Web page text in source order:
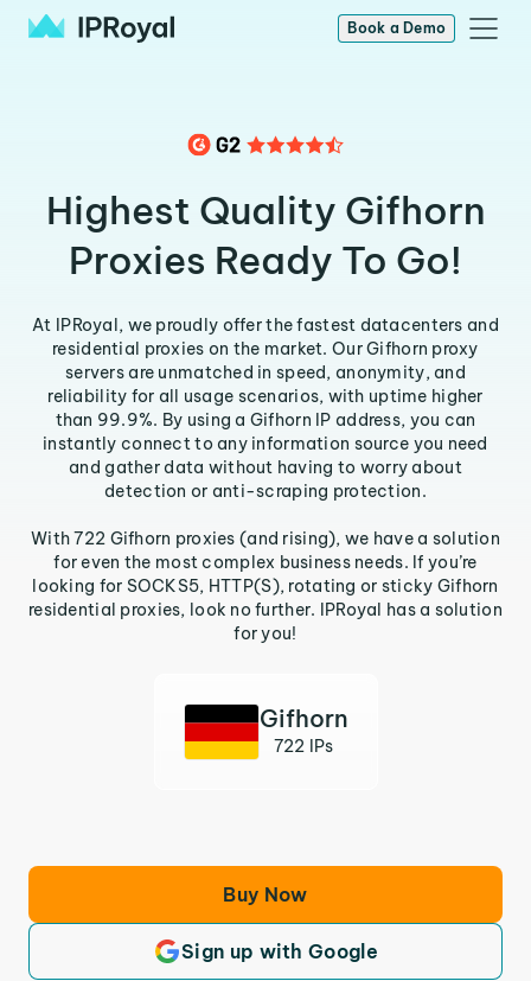
Book a Demo
Highest Quality Gifhorn
Proxies Ready To Go!
At IPRoyal, we proudly offer the fastest datacenters and
residential proxies on the market. Our Gifhorn proxy
servers are unmatched in speed, anonymity, and
reliability for all usage scenarios, with uptime higher
than 99.9%. By using a Gifhorn IP address, you can
instantly connect to any information source you need
and gather data without having to worry about
detection or anti-scraping protection.
With 722 Gifhorn proxies (and rising), we have a solution
for even the most complex business needs. If you’re
looking for SOCKS5, HTTP(S), rotating or sticky Gifhorn
residential proxies, look no further. IPRoyal has a solution
for you!
Gifhorn
722 IPs
Buy Now
Sign up with Google